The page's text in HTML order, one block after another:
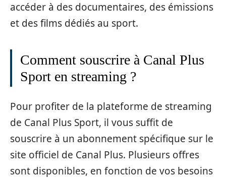
accéder à des documentaires, des émissions
et des films dédiés au sport.
Comment souscrire à Canal Plus
Sport en streaming ?
Pour profiter de la plateforme de streaming
de Canal Plus Sport, il vous suffit de
souscrire à un abonnement spécifique sur le
site officiel de Canal Plus. Plusieurs offres
sont disponibles, en fonction de vos besoins